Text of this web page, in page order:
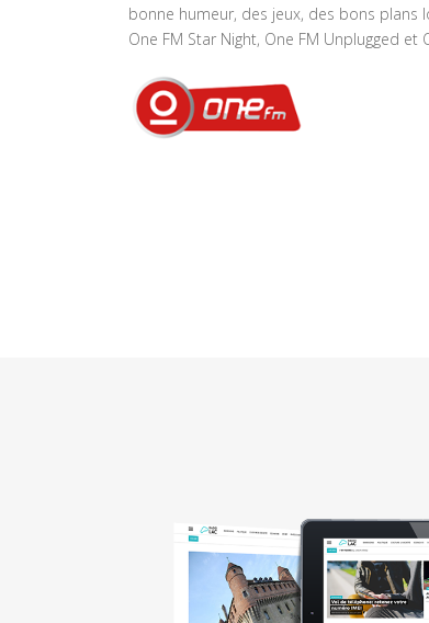
bonne humeur, des jeux, des bons plans
One FM Star Night, One FM Unplugged et